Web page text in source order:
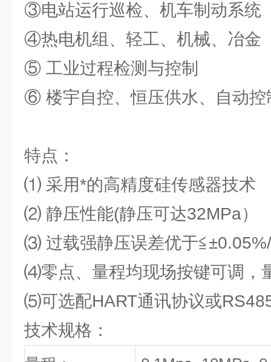
③电站运行巡检、机车制动系统
④热电机组、轻工、机械、冶金
⑤ 工业过程检测与控制
⑥ 楼宇自控、恒压供水、自动控
特点：
⑴ 采用*的高精度硅传感器技术
⑵ 静压性能(静压可达32MPa）
⑶ 过载强静压误差优于
⑷零点、量程均现场按键可调，
⑸可选配HART通讯协议或
技术规格：